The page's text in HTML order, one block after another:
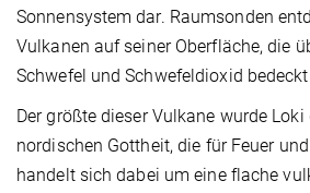
Sonnensystem dar. Raumsonden
Vulkanen auf seiner Oberfläche, die
Schwefel und Schwefeldioxid
Der größte dieser Vulkane wurde
nordischen Gottheit, die für Feuer
handelt sich dabei um eine flache